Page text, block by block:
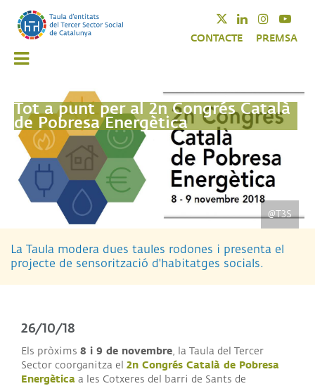
TwitterLinkedin
CONTACTE PREMSA
@T3S
La Taula modera dues taules rodones i presenta el
projecte de sensorització d'habitatges socials.
Tot a punt per al 2n Congrés Català
de Pobresa Energètica
26/10/18
Els pròxims 8 i 9 de novembre, la Taula del Tercer
Sector coorganitza el 2n Congrés Català de Pobresa
Energètica a les Cotxeres del barri de Sants de